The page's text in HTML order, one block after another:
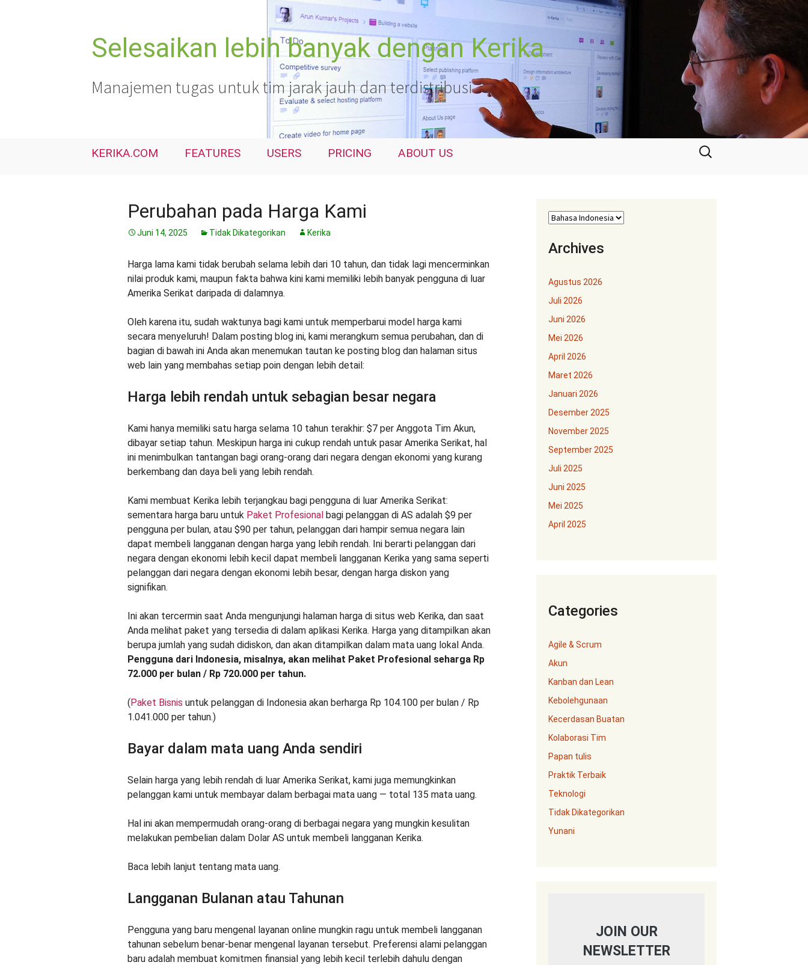
Selesaikan lebih banyak dengan Kerika
Manajemen tugas untuk tim jarak jauh dan terdistribusi
KERIKA.COM FEATURES USERS PRICING ABOUT US
Cari
untuk:
Perubahan pada Harga Kami
Juni 14, 2025 Tidak Dikategorikan Kerika
Harga lama kami tidak berubah selama lebih dari 10 tahun, dan tidak lagi mencerminkan
nilai produk kami, maupun fakta bahwa kini kami memiliki lebih banyak pengguna di luar
Amerika Serikat daripada di dalamnya.
Oleh karena itu, sudah waktunya bagi kami untuk memperbarui model harga kami
secara menyeluruh! Dalam posting blog ini, kami merangkum semua perubahan, dan di
bagian di bawah ini Anda akan menemukan tautan ke posting blog dan halaman situs
web lain yang membahas setiap poin dengan lebih detail:
Harga lebih rendah untuk sebagian besar negara
Kami hanya memiliki satu harga selama 10 tahun terakhir: $7 per Anggota Tim Akun,
dibayar setiap tahun. Meskipun harga ini cukup rendah untuk pasar Amerika Serikat, hal
ini menimbulkan tantangan bagi orang-orang dari negara dengan ekonomi yang kurang
berkembang dan daya beli yang lebih rendah.
Kami membuat Kerika lebih terjangkau bagi pengguna di luar Amerika Serikat:
sementara harga baru untuk Paket Profesional bagi pelanggan di AS adalah $9 per
pengguna per bulan, atau $90 per tahun, pelanggan dari hampir semua negara lain
dapat membeli langganan dengan harga yang lebih rendah. Ini berarti pelanggan dari
negara dengan ekonomi lebih kecil dapat membeli langganan Kerika yang sama seperti
pelanggan dari negara dengan ekonomi lebih besar, dengan harga diskon yang
signifikan.
Ini akan tercermin saat Anda mengunjungi halaman harga di situs web Kerika, dan saat
Anda melihat paket yang tersedia di dalam aplikasi Kerika. Harga yang ditampilkan akan
berupa jumlah yang sudah didiskon, dan akan ditampilkan dalam mata uang lokal Anda.
Pengguna dari Indonesia, misalnya, akan melihat Paket Profesional seharga Rp
72.000 per bulan / Rp 720.000 per tahun.
(Paket Bisnis untuk pelanggan di Indonesia akan berharga Rp 104.100 per bulan / Rp
1.041.000 per tahun.)
Bayar dalam mata uang Anda sendiri
Selain harga yang lebih rendah di luar Amerika Serikat, kami juga memungkinkan
pelanggan kami untuk membayar dalam berbagai mata uang — total 135 mata uang.
Hal ini akan mempermudah orang-orang di berbagai negara yang mungkin kesulitan
melakukan pembelian dalam Dolar AS untuk membeli langganan Kerika.
Baca lebih lanjut tentang mata uang.
Langganan Bulanan atau Tahunan
Pengguna yang baru mengenal layanan online mungkin ragu untuk membeli langganan
tahunan sebelum benar-benar mengenal layanan tersebut. Preferensi alami pelanggan
baru adalah membuat komitmen finansial yang lebih kecil terlebih dahulu dengan
Archives
Agustus 2026
Juli 2026
Juni 2026
Mei 2026
April 2026
Maret 2026
Januari 2026
Desember 2025
November 2025
September 2025
Juli 2025
Juni 2025
Mei 2025
April 2025
Categories
Agile & Scrum
Akun
Kanban dan Lean
Kebolehgunaan
Kecerdasan Buatan
Kolaborasi Tim
Papan tulis
Praktik Terbaik
Teknologi
Tidak Dikategorikan
Yunani
JOIN OUR
NEWSLETTER